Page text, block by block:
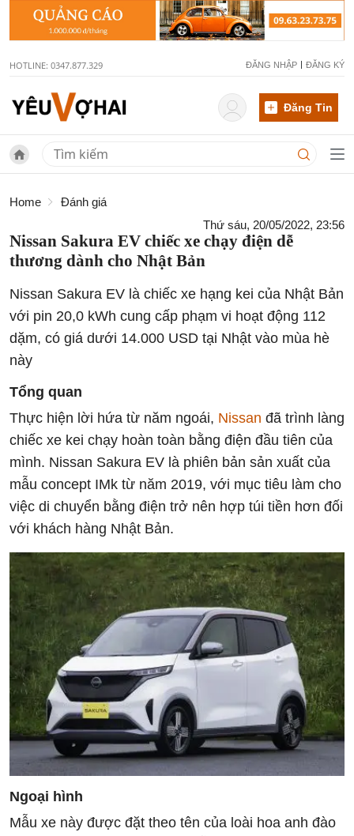
HOTLINE: 0347.877.329 ĐĂNG NHẬP ĐĂNG KÝ
Đăng Tin
Home
Đánh giá
Thứ sáu, 20/05/2022, 23:56
Nissan Sakura EV chiếc xe chạy điện dễ
thương dành cho Nhật Bản
Nissan Sakura EV là chiếc xe hạng kei của Nhật Bản
với pin 20,0 kWh cung cấp phạm vi hoạt động 112
dặm, có giá dưới 14.000 USD tại Nhật vào mùa hè
này
Tổng quan
Thực hiện lời hứa từ năm ngoái, Nissan đã trình làng
chiếc xe kei chạy hoàn toàn bằng điện đầu tiên của
mình. Nissan Sakura EV là phiên bản sản xuất của
mẫu concept IMk từ năm 2019, với mục tiêu làm cho
việc di chuyển bằng điện trở nên hợp túi tiền hơn đối
với khách hàng Nhật Bản.
Ngoại hình
Mẫu xe này được đặt theo tên của loài hoa anh đào